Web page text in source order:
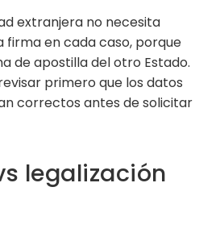
extranjera no necesita
firma en cada caso, porque
de apostilla del otro Estado.
primero que los datos
correctos antes de solicitar
legalización